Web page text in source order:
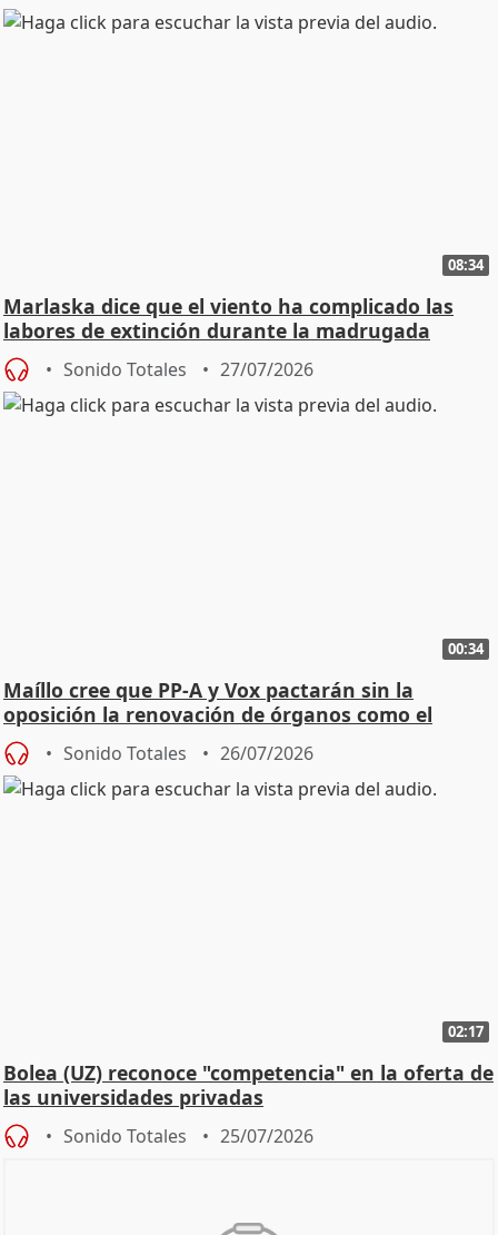
08:34
Marlaska dice que el viento ha complicado las
labores de extinción durante la madrugada
Sonido Totales 27/07/2026
00:34
Maíllo cree que PP-A y Vox pactarán sin la
oposición la renovación de órganos como el
Defensor
Sonido Totales 26/07/2026
02:17
Bolea (UZ) reconoce "competencia" en la oferta de
las universidades privadas
Sonido Totales 25/07/2026